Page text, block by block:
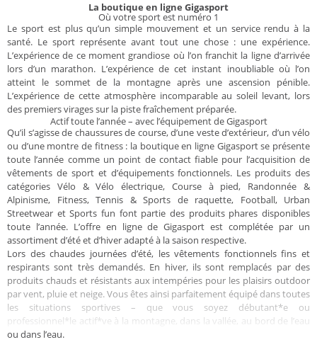
La boutique en ligne Gigasport
Où votre sport est numéro 1
Le sport est plus qu’un simple mouvement et un service rendu à la
santé. Le sport représente avant tout une chose : une expérience.
L’expérience de ce moment grandiose où l’on franchit la ligne d’arrivée
lors d’un marathon. L’expérience de cet instant inoubliable où l’on
atteint le sommet de la montagne après une ascension pénible.
L’expérience de cette atmosphère incomparable au soleil levant, lors
des premiers virages sur la piste fraîchement préparée.
Actif toute l’année – avec l’équipement de Gigasport
Qu’il s’agisse de chaussures de course, d’une veste d’extérieur, d’un vélo
ou d’une montre de fitness : la boutique en ligne Gigasport se présente
toute l’année comme un point de contact fiable pour l’acquisition de
vêtements de sport et d’équipements fonctionnels. Les produits des
catégories Vélo & Vélo électrique, Course à pied, Randonnée &
Alpinisme, Fitness, Tennis & Sports de raquette, Football, Urban
Streetwear et Sports fun font partie des produits phares disponibles
toute l’année. L’offre en ligne de Gigasport est complétée par un
assortiment d’été et d’hiver adapté à la saison respective.
Lors des chaudes journées d’été, les vêtements fonctionnels fins et
respirants sont très demandés. En hiver, ils sont remplacés par des
produits chauds et résistants aux intempéries pour les plaisirs outdoor
par vent, pluie et neige. Vous êtes ainsi parfaitement équipé dans toutes
les situations sportives – que vous soyez débutant*e ou
professionnel*le actif*ve à la montagne, dans la vallée, au bord de l’eau
ou dans l’eau.